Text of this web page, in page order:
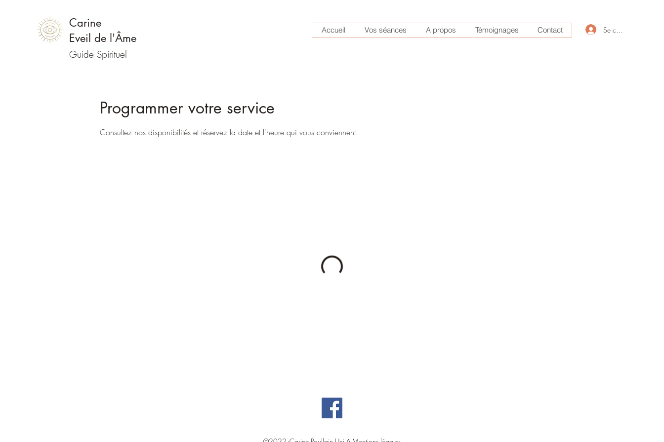
Carine
Eveil de l'Âme
Guide Spirituel
Accueil Vos séances A propos Témoignages Contact Se connecter
Programmer votre service
Consultez nos disponibilités et réservez la date et l'heure qui vous conviennent.